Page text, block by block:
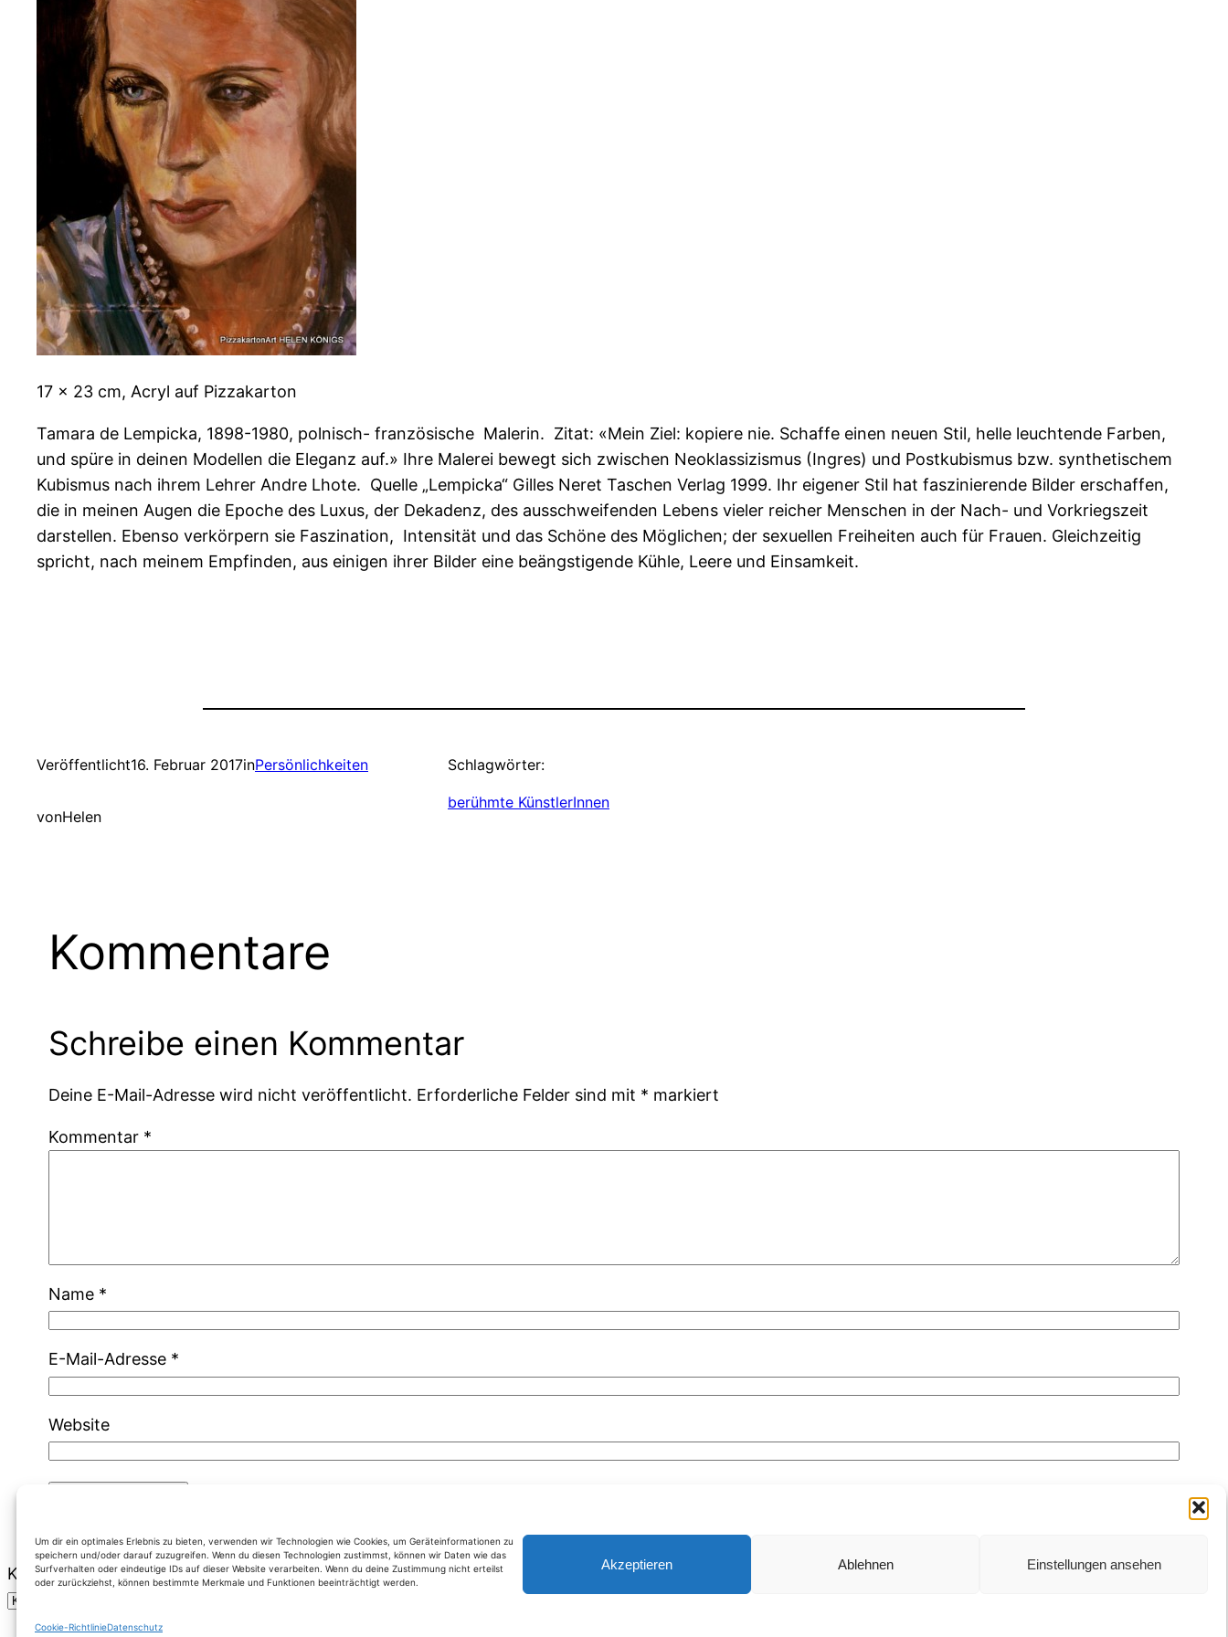
Um dir ein optimales Erlebnis zu bieten, verwenden wir Technologien wie Cookies, um Geräteinformationen zu
speichern und/oder darauf zuzugreifen. Wenn du diesen Technologien zustimmst, können wir Daten wie das
Surfverhalten oder eindeutige IDs auf dieser Website verarbeiten. Wenn du deine Zustimmung nicht erteilst
oder zurückziehst, können bestimmte Merkmale und Funktionen beeinträchtigt werden.
Akzeptieren Ablehnen Einstellungen ansehen
Cookie-RichtlinieDatenschutz
17 x 23 cm, Acryl auf Pizzakarton
Tamara de Lempicka, 1898-1980, polnisch- französische Malerin. Zitat: «Mein Ziel: kopiere nie. Schaffe einen neuen Stil, helle leuchtende Farben,
und spüre in deinen Modellen die Eleganz auf.» Ihre Malerei bewegt sich zwischen Neoklassizismus (Ingres) und Postkubismus bzw. synthetischem
Kubismus nach ihrem Lehrer Andre Lhote. Quelle „Lempicka“ Gilles Neret Taschen Verlag 1999. Ihr eigener Stil hat faszinierende Bilder erschaffen,
die in meinen Augen die Epoche des Luxus, der Dekadenz, des ausschweifenden Lebens vieler reicher Menschen in der Nach- und Vorkriegszeit
darstellen. Ebenso verkörpern sie Faszination, Intensität und das Schöne des Möglichen; der sexuellen Freiheiten auch für Frauen. Gleichzeitig
spricht, nach meinem Empfinden, aus einigen ihrer Bilder eine beängstigende Kühle, Leere und Einsamkeit.
Veröffentlicht16. Februar 2017inPersönlichkeiten
vonHelen
Schlagwörter:
berühmte KünstlerInnen
Kommentare
Schreibe einen Kommentar
Deine E-Mail-Adresse wird nicht veröffentlicht. Erforderliche Felder sind mit * markiert
Kommentar *
Name *
E-Mail-Adresse *
Website
Kategorien